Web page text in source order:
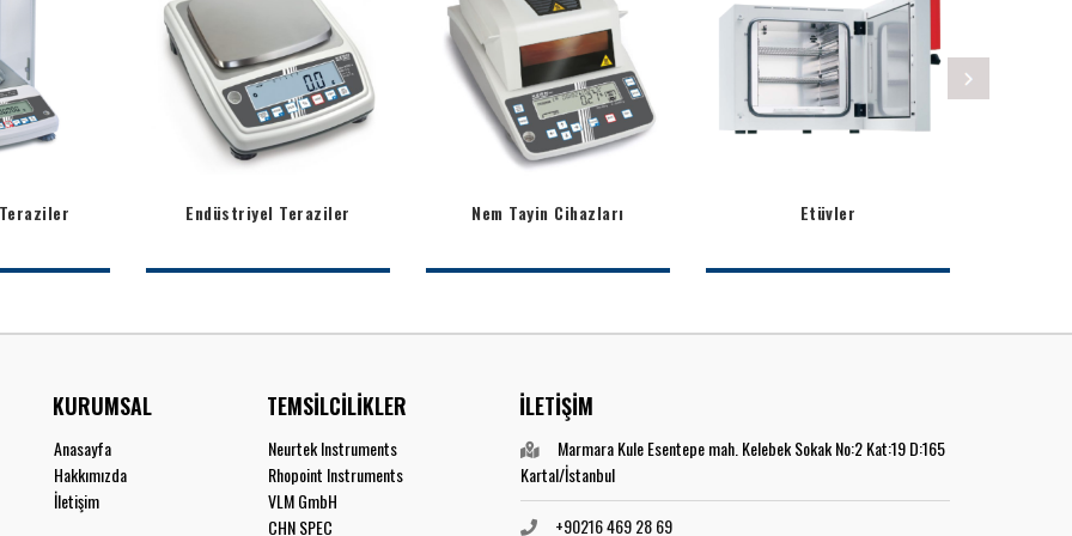
Endüstriyel Teraziler Nem Tayin Cihazları Etüvler
KURUMSAL
Anasayfa
Hakkımızda
İletişim
TEMSİLCİLİKLER
Neurtek Instruments
Rhopoint Instruments
VLM GmbH
CHN SPEC
İLETİŞİM
Marmara Kule Esentepe mah. Kelebek Sokak No:2 Kat:19 D:165
Kartal/İstanbul
+90216 469 28 69